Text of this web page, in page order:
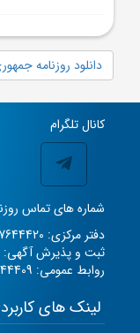
دانلود روزنامه جمهوری اسلامی
کانال تلگرام
شماره های تماس
دفتر مرکزی: 02177644420
ثبت و پذیرش آگهی: 02177644410
روابط عمومی: 02177644409
لینک های